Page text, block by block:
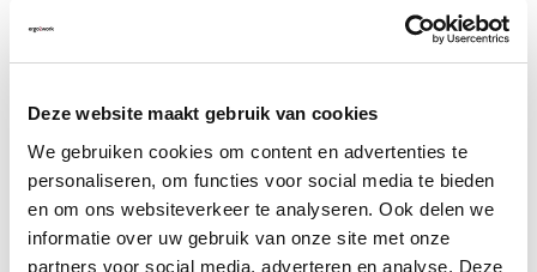
Deze website maakt gebruik van cookies
We gebruiken cookies om content en advertenties te
personaliseren, om functies voor social media te bieden
en om ons websiteverkeer te analyseren. Ook delen we
informatie over uw gebruik van onze site met onze
partners voor social media, adverteren en analyse. Deze
FUSSRING ?